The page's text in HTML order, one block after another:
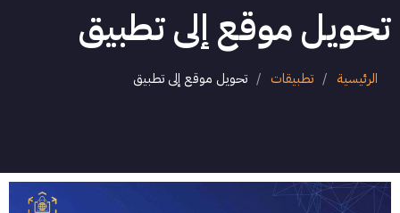
تحويل موقع إلى تطبيق
الرئيسية / تطبيقات / تحويل موقع إلى تطبيق